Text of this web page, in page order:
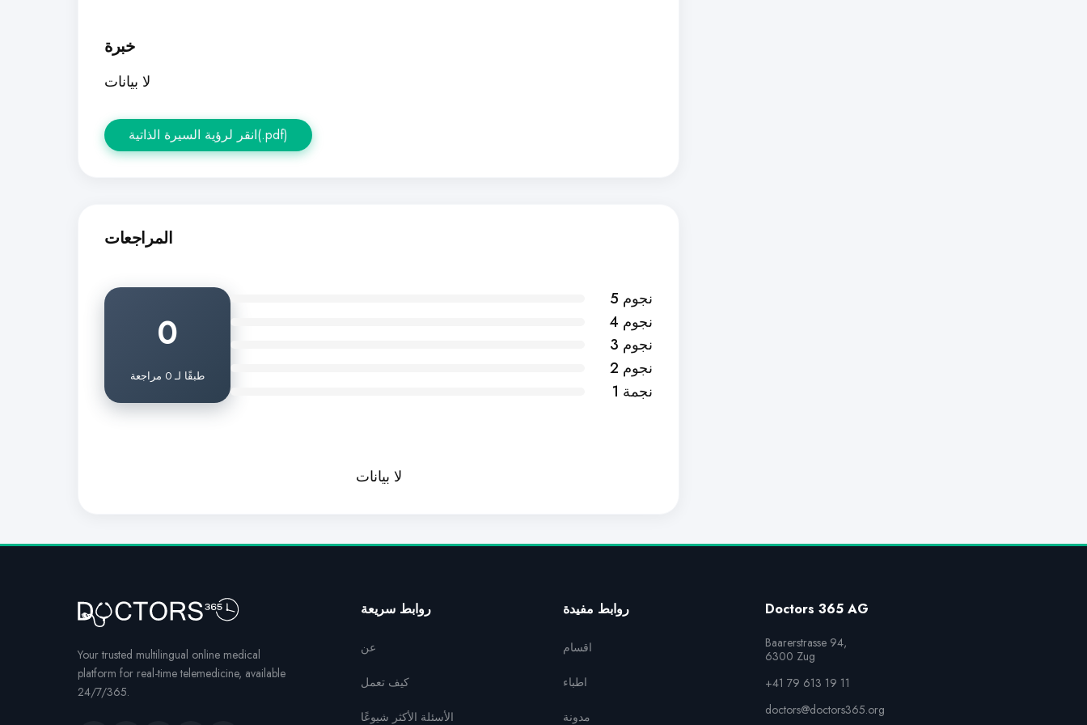
خبرة
لا بيانات
انقر لرؤية السيرة الذاتية(.pdf)
المراجعات
0
طبقًا لـ 0 مراجعة
5 نجوم
4 نجوم
3 نجوم
2 نجوم
1 نجمة
لا بيانات
Your trusted multilingual online medical
platform for real-time telemedicine, available
24/7/365.
روابط سريعة
عن
كيف تعمل
الأسئلة الأكثر شيوعًا
روابط مفيدة
اقسام
اطباء
مدونة
Doctors 365 AG
Baarerstrasse 94,
6300 Zug
+41 79 613 19 11
doctors@doctors365.org